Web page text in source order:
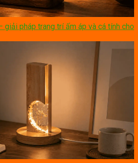
giải pháp trang trí ấm áp và cá tính cho